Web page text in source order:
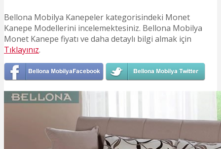
Bellona Mobilya Kanepeler kategorisindeki Monet
Kanepe Modellerini incelemektesiniz. Bellona Mobilya
Monet Kanepe fiyatı ve daha detaylı bilgi almak için
Tıklayınız.